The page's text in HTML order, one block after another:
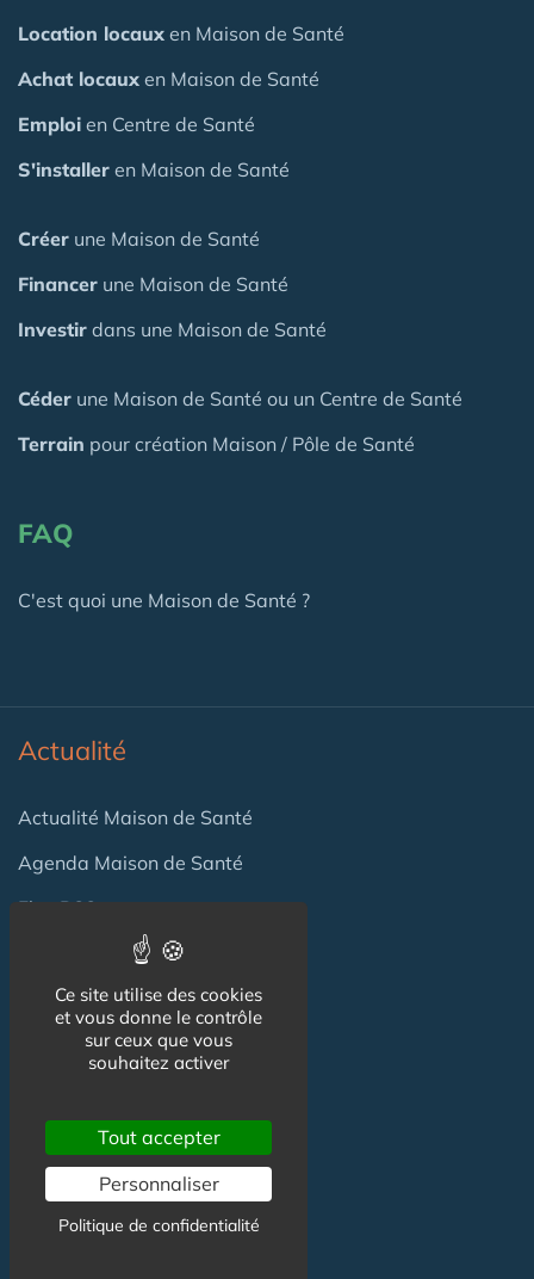
Location locaux en Maison de Santé
Achat locaux en Maison de Santé
Emploi en Centre de Santé
S'installer en Maison de Santé
Créer une Maison de Santé
Financer une Maison de Santé
Investir dans une Maison de Santé
Céder une Maison de Santé ou un Centre de Santé
Terrain pour création Maison / Pôle de Santé
FAQ
C'est quoi une Maison de Santé ?
Actualité
Actualité Maison de Santé
Agenda Maison de Santé
Flux RSS
Reseaux Sociaux
X (ex-Twitter)
Linkedin
Ce site utilise des cookies
et vous donne le contrôle
sur ceux que vous
souhaitez activer
Tout accepter
Personnaliser
Politique de confidentialité